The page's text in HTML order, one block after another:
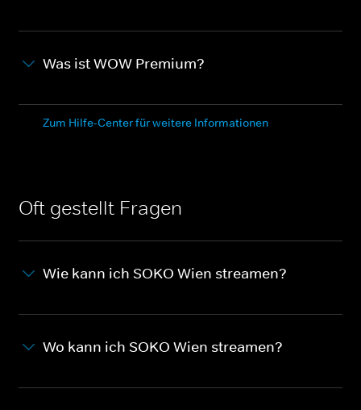
Was ist WOW Premium?
Zum Hilfe-Center für weitere Informationen
Oft gestellt Fragen
Wie kann ich SOKO Wien streamen?
Wo kann ich SOKO Wien streamen?